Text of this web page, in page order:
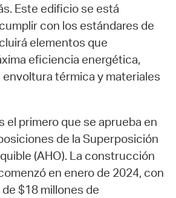
Este edificio se está
con los estándares de
elementos que
eficiencia energética,
envoltura térmica y materiales
el primero que se aprueba en
de la Superposición
(AHO). La construcción
en enero de 2024, con
$18 millones de